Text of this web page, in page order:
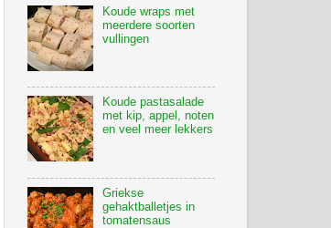
Koude wraps met
meerdere soorten
vullingen
Koude pastasalade
met kip, appel, noten
en veel meer lekkers
Griekse
gehaktballetjes in
tomatensaus